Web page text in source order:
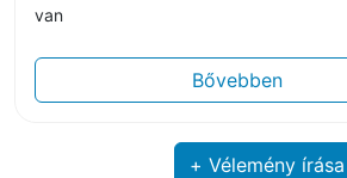
van
Bővebben
+ Vélemény írása